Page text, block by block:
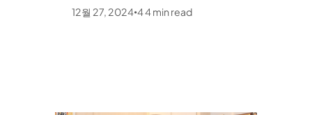
12월 27, 2024•44min read